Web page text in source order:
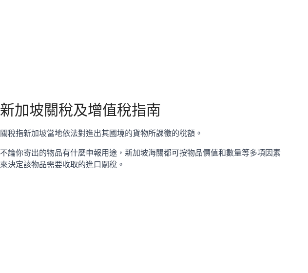
新加坡關稅及增值稅指南
關稅指新加坡當地依法對進出其國境的貨物所課徵的稅額。
不論你寄出的物品有什麼申報用途，新加坡海關都可按物品價值和數量等多項因素
來決定該物品需要收取的進口關稅。